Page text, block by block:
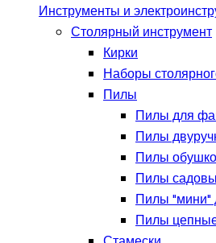
Инструменты и
Столярный инструмент
Кирки
Наборы
Пилы
Пилы для
Пилы
Пилы
Пилы
Пилы "мини"
Пилы